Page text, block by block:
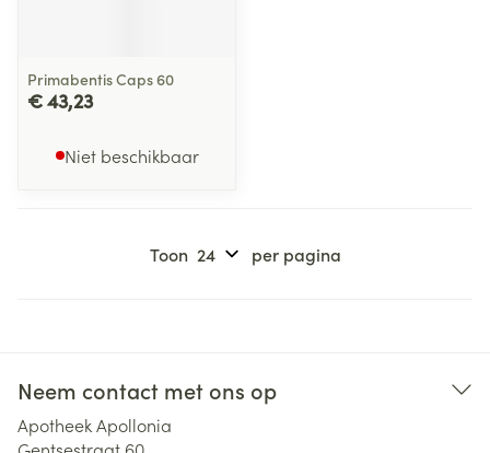
Primabentis Caps 60
€ 43,23
Niet beschikbaar
Toon per pagina
Neem contact met ons op
Apotheek Apollonia